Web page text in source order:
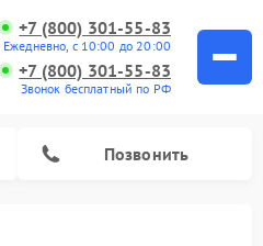
+7 (800) 301-55-83
Ежедневно, с 10:00 до 20:00
+7 (800) 301-55-83
Звонок бесплатный по РФ
Позвонить